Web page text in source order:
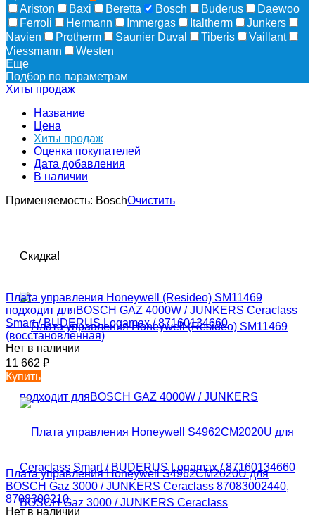
Ariston
Baxi Beretta Bosch Buderus
Daewoo
Ferroli
Hermann Immergas Italtherm
Junkers
Navien
Protherm Saunier Duval Tiberis
Vaillant
Viessmann
Westen
Еще
Подбор по параметрам
Хиты продаж
Название
Цена
Хиты продаж
Оценка покупателей
Дата добавления
В наличии
Применяемость: BoschОчистить
Скидка!
Плата управления Honeywell (Resideo) SM11469
подходит дляBOSCH GAZ 4000W / JUNKERS Ceraclass
Smart / BUDERUS Logamax / 87160134660
(восстановленная)
Нет в наличии
11 662 ₽
Купить
Плата управления Honeywell S4962CM2020U для
BOSCH Gaz 3000 / JUNKERS Ceraclass 87083002440,
8708300210
Нет в наличии